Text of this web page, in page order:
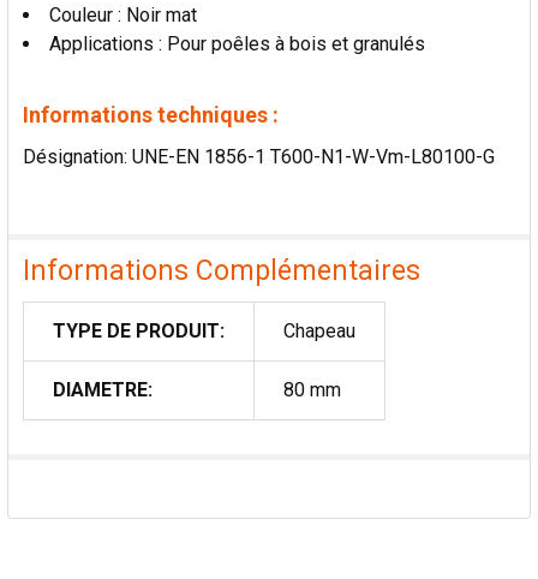
Couleur : Noir mat
Applications : Pour poêles à bois et granulés
Informations techniques :
Désignation: UNE-EN 1856-1 T600-N1-W-Vm-L80100-G
Informations Complémentaires
TYPE DE PRODUIT: Chapeau
DIAMETRE: 80 mm